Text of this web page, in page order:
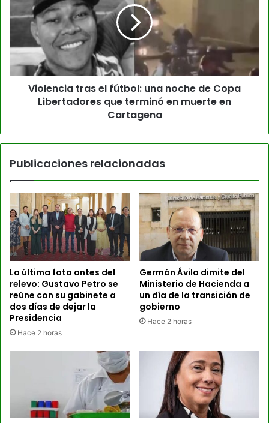
Violencia tras el fútbol: una noche de Copa
Libertadores que terminó en muerte en
Cartagena
Publicaciones relacionadas
La última foto antes del
relevo: Gustavo Petro se
reúne con su gabinete a
dos días de dejar la
Presidencia
Hace 2 horas
Germán Ávila dimite del
Ministerio de Hacienda a
un día de la transición de
gobierno
Hace 2 horas